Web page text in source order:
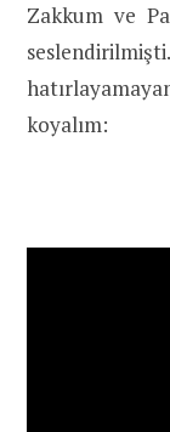
Zakkum ve
koyalım: